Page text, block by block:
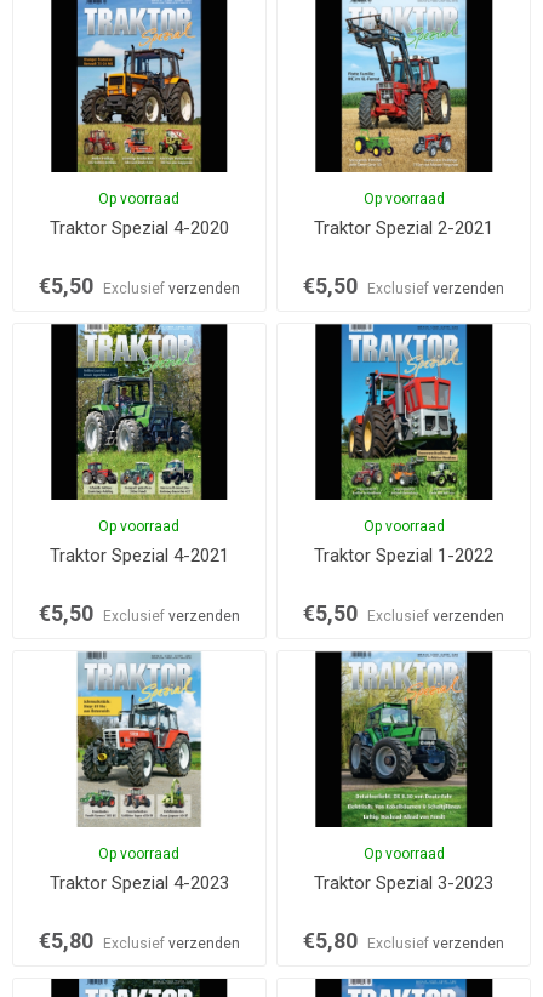
Op voorraad
Traktor Spezial 4-2020
€5,50 Exclusief verzenden
Op voorraad
Traktor Spezial 2-2021
€5,50 Exclusiefverzenden
Op voorraad
Traktor Spezial 4-2021
€5,50 Exclusief verzenden
Op voorraad
Traktor Spezial 1-2022
€5,50 Exclusiefverzenden
Op voorraad
Traktor Spezial 4-2023
€5,80 Exclusief verzenden
Op voorraad
Traktor Spezial 3-2023
€5,80 Exclusiefverzenden